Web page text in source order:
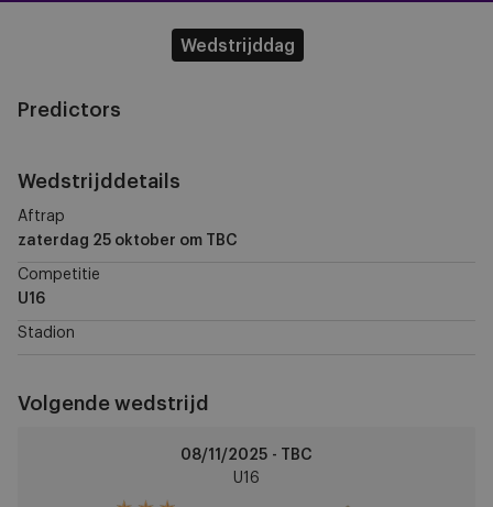
Wedstrijddag
Predictors
Wedstrijddetails
Aftrap
zaterdag 25 oktober om TBC
Competitie
U16
Stadion
Volgende wedstrijd
08/11/2025 - TBC
U16